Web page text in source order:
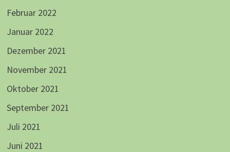
Februar 2022
Januar 2022
Dezember 2021
November 2021
Oktober 2021
September 2021
Juli 2021
Juni 2021